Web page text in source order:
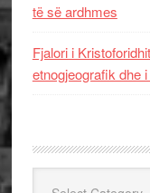
të së ardhmes
Fjalori i
etnogjeografik dhe